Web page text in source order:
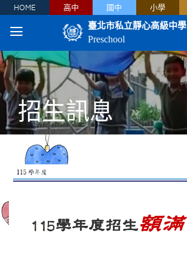
HOME 高中 國中 小學
臺北市私立靜心高級中學
Preschool
招生訊息